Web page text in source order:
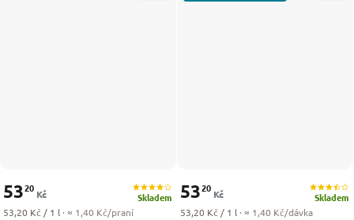
Skladem
5320
Kč
Měrná cena:
53,20 Kč / 1 l · ≈ 1,40 Kč/praní
Skladem
5320
Kč
Měrná cena:
53,20 Kč / 1 l · ≈ 1,40 Kč/dávka